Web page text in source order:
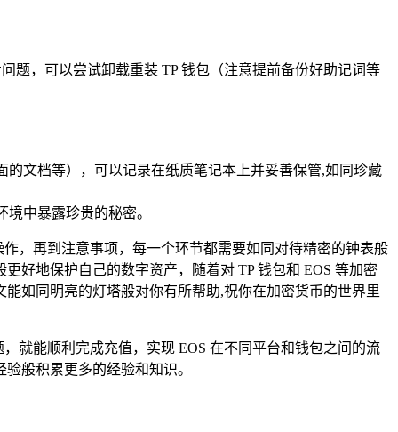
题，可以尝试卸载重装 TP 钱包（注意提前备份好助记词等
文档等），可以记录在纸质笔记本上并妥善保管,如同珍藏
中暴露珍贵的秘密。
，再到注意事项，每一个环节都需要如同对待精密的钟表般
好地保护自己的数字资产，随着对 TP 钱包和 EOS 等加密
如同明亮的灯塔般对你有所帮助,祝你在加密货币的世界里
就能顺利完成充值，实现 EOS 在不同平台和钱包之间的流
般积累更多的经验和知识。